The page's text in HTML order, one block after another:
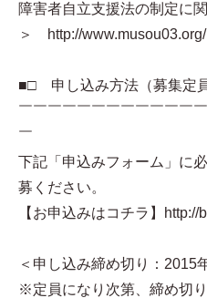
障害者自立支援法の制定に
＞ http://www.musou03.org/
■□ 申し込み方法（募集定員
￣￣￣￣￣￣￣￣￣￣￣￣
￣
下記「申込みフォーム」に
募ください。
【お申込みはコチラ】http://
＜申し込み締め切り：2015
※定員になり次第、締め切